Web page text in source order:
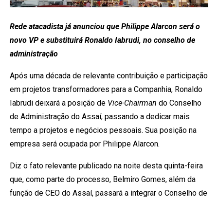
Rede atacadista já anunciou que Philippe Alarcon será o
novo VP e substituirá Ronaldo Iabrudi, no conselho de
administração
Após uma década de relevante contribuição e participação
em projetos transformadores para a Companhia, Ronaldo
Iabrudi deixará a posição de Vice-Chairman do Conselho
de Administração do Assaí, passando a dedicar mais
tempo a projetos e negócios pessoais. Sua posição na
empresa será ocupada por Philippe Alarcon.
Diz o fato relevante publicado na noite desta quinta-feira
que, como parte do processo, Belmiro Gomes, além da
função de CEO do Assaí, passará a integrar o Conselho de